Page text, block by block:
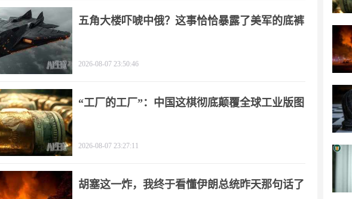
五角大楼吓唬中俄？这事恰恰暴露了美军的底裤
2026-08-07 23:50:46
“工厂的工厂”：中国这棋彻底颠覆全球工业版图
2026-08-07 23:27:11
胡塞这一炸，我终于看懂伊朗总统昨天那句话了